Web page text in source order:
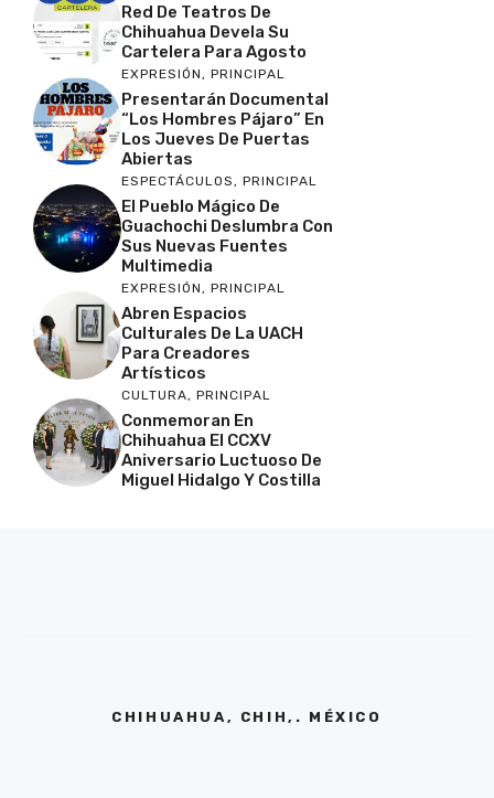
Red De Teatros De
Chihuahua Devela Su
Cartelera Para Agosto
EXPRESIÓN, PRINCIPAL
Presentarán Documental
“Los Hombres Pájaro” En
Los Jueves De Puertas
Abiertas
ESPECTÁCULOS, PRINCIPAL
El Pueblo Mágico De
Guachochi Deslumbra Con
Sus Nuevas Fuentes
Multimedia
EXPRESIÓN, PRINCIPAL
Abren Espacios
Culturales De La UACH
Para Creadores
Artísticos
CULTURA, PRINCIPAL
Conmemoran En
Chihuahua El CCXV
Aniversario Luctuoso De
Miguel Hidalgo Y Costilla
CHIHUAHUA, CHIH,. MÉXICO